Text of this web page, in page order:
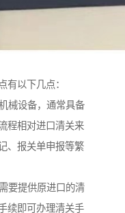
有以下几点：
械设备，通常具备
程相对进口清关来
、报关单申报等繁
要提供原进口的清
续即可办理清关手